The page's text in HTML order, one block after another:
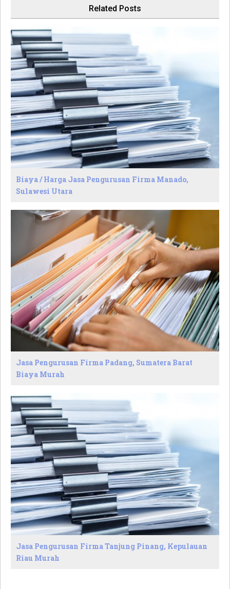
Related Posts
Biaya / Harga Jasa Pengurusan Firma Manado,
Sulawesi Utara
Jasa Pengurusan Firma Padang, Sumatera Barat
Biaya Murah
Jasa Pengurusan Firma Tanjung Pinang, Kepulauan
Riau Murah